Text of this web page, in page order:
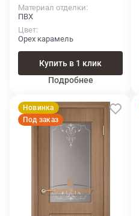
Материал отделки
ПВХ
Цвет
Орех карамель
Купить в 1 клик
Подробнее
Новинка
Под заказ